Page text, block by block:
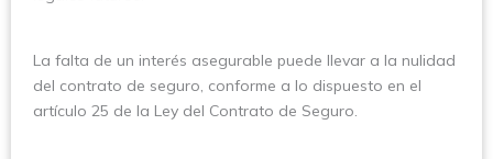
La falta de un interés asegurable puede llevar a la nulidad
del contrato de seguro, conforme a lo dispuesto en el
artículo 25 de la Ley del Contrato de Seguro.